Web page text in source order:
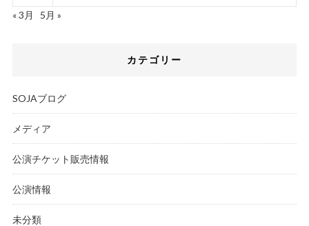
« 3月
5月 »
カテゴリー
SOJAブログ
メディア
公演チケット販売情報
公演情報
未分類